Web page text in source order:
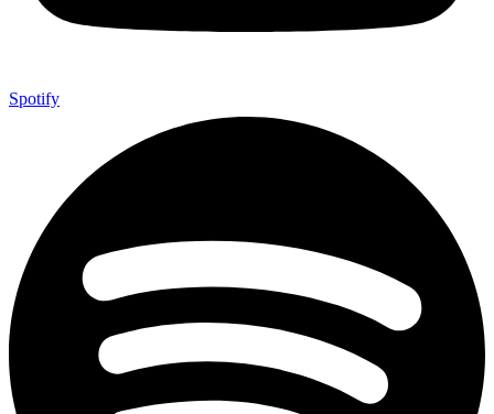
Spotify